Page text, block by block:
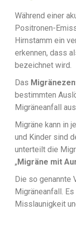
Während einer
Positronen-
Hirnstamm ein
erkennen, dass
bezeichnet wird.
Das
bestimmten
Migräneanfall
Migräne kann in
und Kinder sind
unterteilt die
„Migräne mit
Die so genannte
Migräneanfall.
Misslaunigkeit